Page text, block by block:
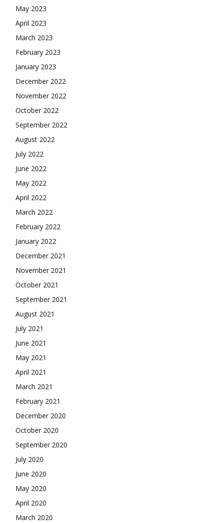
May 2023
April 2023
March 2023
February 2023
January 2023
December 2022
November 2022
October 2022
September 2022
August 2022
July 2022
June 2022
May 2022
April 2022
March 2022
February 2022
January 2022
December 2021
November 2021
October 2021
September 2021
August 2021
July 2021
June 2021
May 2021
April 2021
March 2021
February 2021
December 2020
October 2020
September 2020
July 2020
June 2020
May 2020
April 2020
March 2020